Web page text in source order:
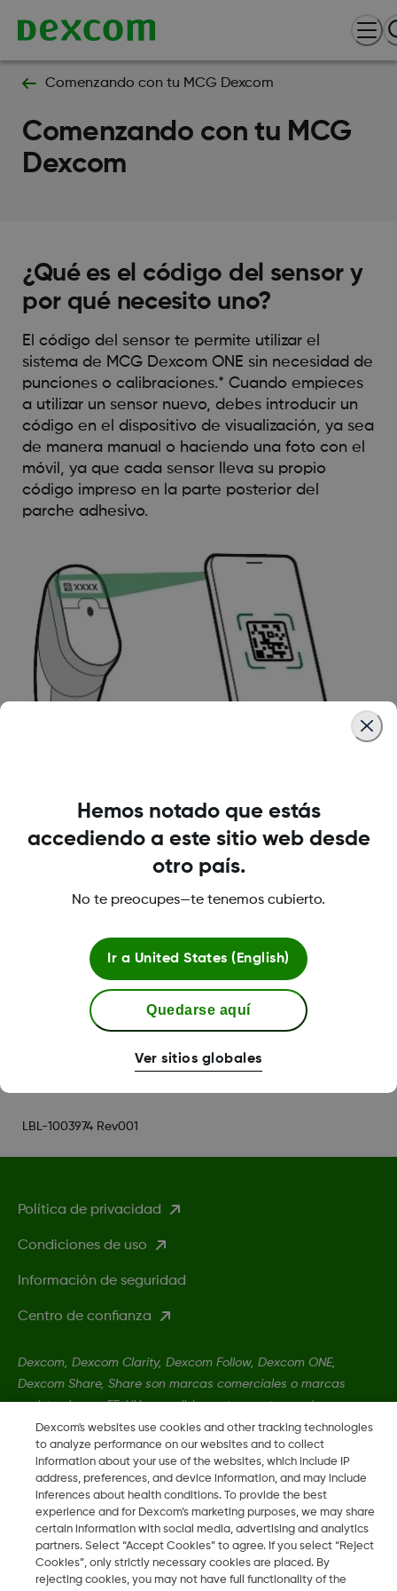
Comenzando con tu MCG Dexcom
Comenzando con tu MCG
Dexcom
¿Qué es el código del sensor y
por qué necesito uno?
El código del sensor te permite utilizar el
sistema de MCG Dexcom ONE sin necesidad de
punciones o calibraciones.* Cuando empieces
a utilizar un sensor nuevo, debes introducir un
código en el dispositivo de visualización, ya sea
de manera manual o haciendo una foto con el
móvil, ya que cada sensor lleva su propio
código impreso en la parte posterior del
parche adhesivo.
No utilices un código de otro sensor ni te
inventes un código. Si lo haces, el sensor no
funcionará bien y podría mostrar datos
*Si los síntomas o expectativas no coinciden con las
para tomar una decisión sobre tu tratamiento.
Was this article helpful?
LBL-1003974 Rev001
Política de privacidad
Condiciones de uso
Información de seguridad
Centro de confianza
Dexcom, Dexcom Clarity, Dexcom Follow, Dexcom ONE,
Dexcom Share, Share son marcas comerciales o marcas
registradas en EE. UU. y, posiblemente, en otros países.
LBL-1003972 Rev001 •LBL-1003974 Rev001
2026 Dexcom, Inc. Todos los derechos reservados.
Dexcom's websites use cookies and other tracking technologies
to analyze performance on our websites and to collect
information about your use of the websites, which include IP
address, preferences, and device information, and may include
inferences about health conditions. To provide the best
experience and for Dexcom’s marketing purposes, we may share
certain information with social media, advertising and analytics
partners. Select “Accept Cookies” to agree. If you select “Reject
Cookies”, only strictly necessary cookies are placed. By
rejecting cookies, you may not have full functionality of the
Hemos notado que estás
accediendo a este sitio web desde
otro país.
No te preocupes—te tenemos cubierto.
Ir a United States (English)
Quedarse aquí
Ver sitios globales